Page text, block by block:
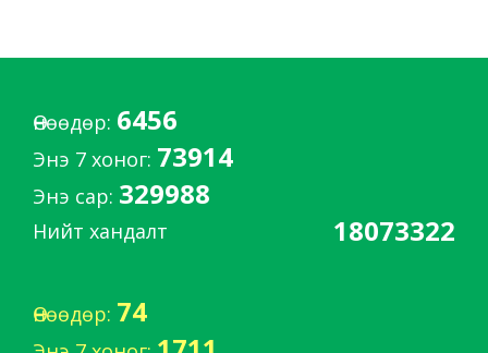
Өнөөдөр: 6456
Энэ 7 хоног: 73914
Энэ сар: 329988
Нийт хандалт 18073322
Өнөөдөр: 74